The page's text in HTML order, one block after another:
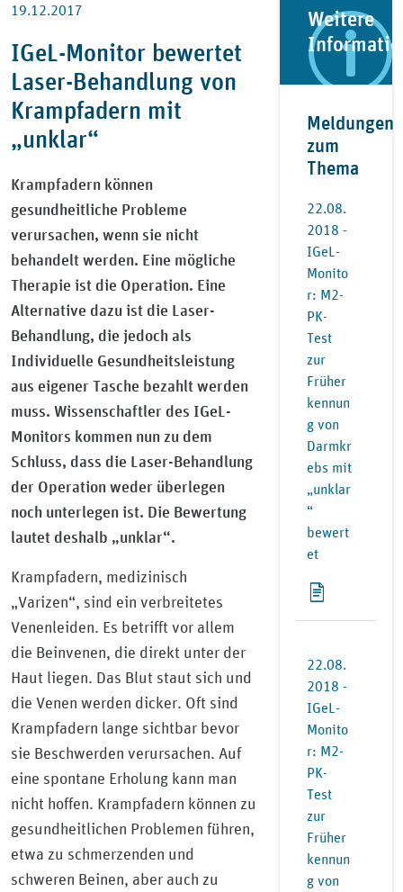
19.12.2017
IGeL-Monitor bewertet
Laser-Behandlung von
Krampfadern mit
„unklar“
Krampfadern können
gesundheitliche Probleme
verursachen, wenn sie nicht
behandelt werden. Eine mögliche
Therapie ist die Operation. Eine
Alternative dazu ist die Laser-
Behandlung, die jedoch als
Individuelle Gesundheitsleistung
aus eigener Tasche bezahlt werden
muss. Wissenschaftler des IGeL-
Monitors kommen nun zu dem
Schluss, dass die Laser-Behandlung
der Operation weder überlegen
noch unterlegen ist. Die Bewertung
lautet deshalb „unklar“.
Krampfadern, medizinisch
„Varizen“, sind ein verbreitetes
Venenleiden. Es betrifft vor allem
die Beinvenen, die direkt unter der
Haut liegen. Das Blut staut sich und
die Venen werden dicker. Oft sind
Krampfadern lange sichtbar bevor
sie Beschwerden verursachen. Auf
eine spontane Erholung kann man
nicht hoffen. Krampfadern können zu
gesundheitlichen Problemen führen,
etwa zu schmerzenden und
schweren Beinen, aber auch zu
Weitere
Meldungen
zum
Thema
22.08.
2018 -
IGeL-
Monito
r: M2-
PK-
Test
zur
Früher
kennun
g von
Darmkr
ebs mit
„unklar
“
bewert
et
22.08.
2018 -
IGeL-
Monito
r: M2-
PK-
Test
zur
Früher
kennun
g von